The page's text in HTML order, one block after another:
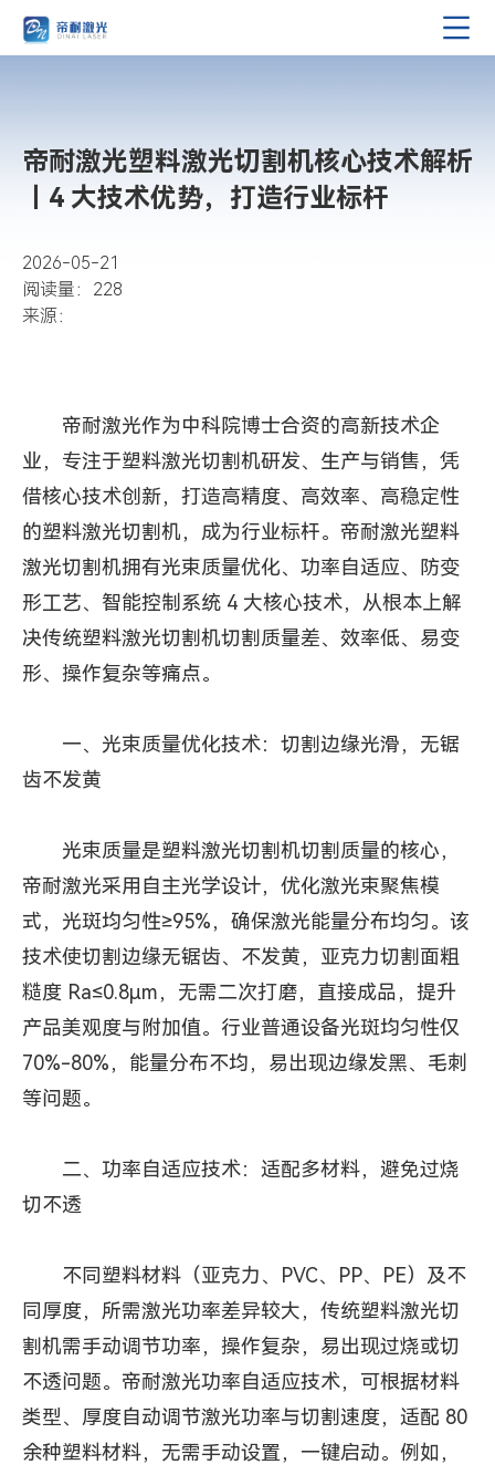
帝耐激光塑料激光切割机核心技术解析
｜4 大技术优势，打造行业标杆
2026-05-21
阅读量：228
来源：
帝耐激光作为中科院博士合资的高新技术企
业，专注于塑料激光切割机研发、生产与销售，凭
借核心技术创新，打造高精度、高效率、高稳定性
的塑料激光切割机，成为行业标杆。帝耐激光塑料
激光切割机拥有光束质量优化、功率自适应、防变
形工艺、智能控制系统 4 大核心技术，从根本上解
决传统塑料激光切割机切割质量差、效率低、易变
形、操作复杂等痛点。
一、光束质量优化技术：切割边缘光滑，无锯
齿不发黄
光束质量是塑料激光切割机切割质量的核心，
帝耐激光采用自主光学设计，优化激光束聚焦模
式，光斑均匀性≥95%，确保激光能量分布均匀。该
技术使切割边缘无锯齿、不发黄，亚克力切割面粗
糙度 Ra≤0.8μm，无需二次打磨，直接成品，提升
产品美观度与附加值。行业普通设备光斑均匀性仅
70%-80%，能量分布不均，易出现边缘发黑、毛刺
等问题。
二、功率自适应技术：适配多材料，避免过烧
切不透
不同塑料材料（亚克力、PVC、PP、PE）及不
同厚度，所需激光功率差异较大，传统塑料激光切
割机需手动调节功率，操作复杂，易出现过烧或切
不透问题。帝耐激光功率自适应技术，可根据材料
类型、厚度自动调节激光功率与切割速度，适配 80
余种塑料材料，无需手动设置，一键启动。例如，